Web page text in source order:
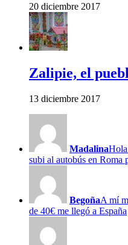
20 diciembre 2017
Zalipie, el
13 diciembre 2017
Madalina
subi al autobús en Roma
BegoñaA mí
de 40€ me llegó a España